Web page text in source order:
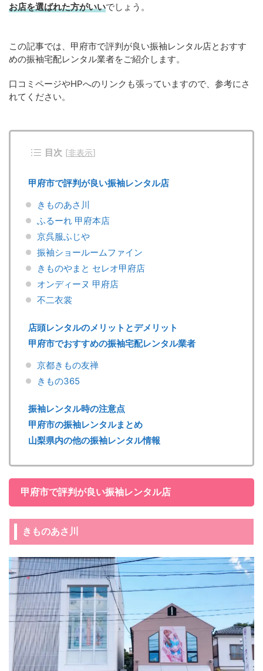
お店を選ばれた方がいいでしょう。
この記事では、甲府市で評判が良い振袖レンタル店とおすす
めの振袖宅配レンタル業者をご紹介します。
口コミページやHPへのリンクも張っていますので、参考にさ
れてください。
目次 [非表示]
甲府市で評判が良い振袖レンタル店
きものあさ川
ふるーれ 甲府本店
京呉服ふじや
振袖ショールームファイン
きものやまと セレオ甲府店
オンディーヌ 甲府店
不二衣裳
店頭レンタルのメリットとデメリット
甲府市でおすすめの振袖宅配レンタル業者
京都きもの友禅
きもの365
振袖レンタル時の注意点
甲府市の振袖レンタルまとめ
山梨県内の他の振袖レンタル情報
甲府市で評判が良い振袖レンタル店
きものあさ川